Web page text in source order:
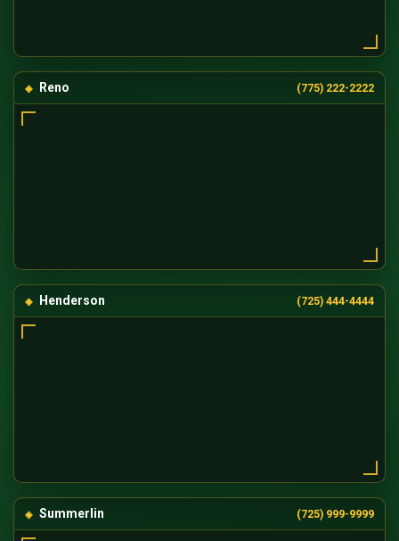
Reno (775) 222-2222
Henderson (725) 444-4444
Summerlin (725) 999-9999